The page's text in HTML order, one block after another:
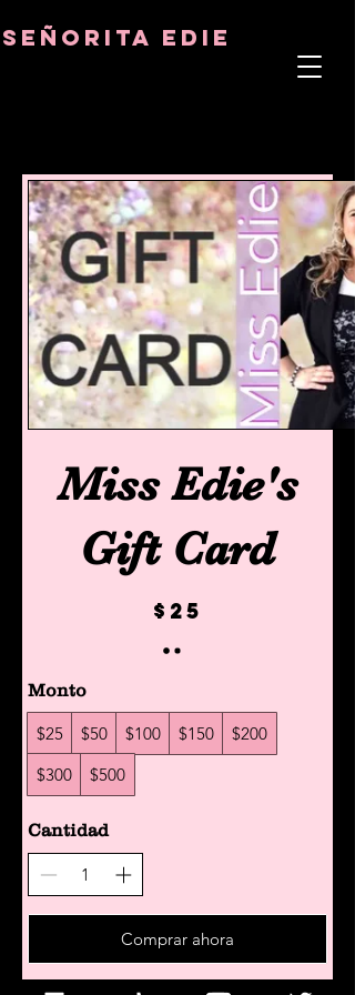
señorita Edie
Miss Edie's
Gift Card
$25
Monto
$25 $50 $100 $150
$200
$300
$500
Cantidad
Comprar ahora